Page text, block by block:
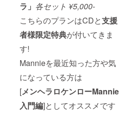
ラ」 各セット ¥5,000-
こちらのプランはCDと支援
者様限定特典が付いてきま
す!
Mannieを最近知った方や気
になっている方は
[メンヘラロケンローMannie
入門編]としてオススメです